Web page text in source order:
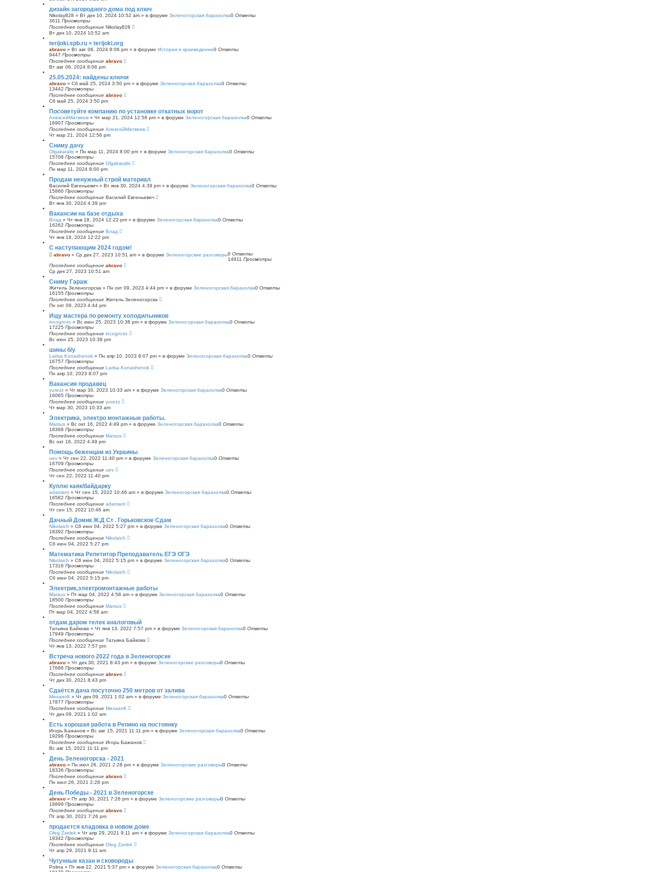
к
дизайн загородного дома под ключ
Nikolay828 » Вт дек 10, 2024 10:52 am » в форуме Зеленогорская барахолка0 Ответы
3611 Просмотры
Последнее сообщение Nikolay828
Вт дек 10, 2024 10:52 am
terijoki.spb.ru = terijoki.org
abravo » Вт авг 06, 2024 8:06 pm » в форуме История и краеведение0 Ответы
9447 Просмотры
Последнее сообщение abravo
Вт авг 06, 2024 8:06 pm
25.05.2024: найдены ключи
abravo » Сб май 25, 2024 3:50 pm » в форуме Зеленогорская барахолка0 Ответы
13442 Просмотры
Последнее сообщение abravo
Сб май 25, 2024 3:50 pm
Посоветуйте компанию по установке откатных ворот
АлексейМатвеев » Чт мар 21, 2024 12:56 pm » в форуме Зеленогорская барахолка0 Ответы
16907 Просмотры
Последнее сообщение АлексейМатвеев
Чт мар 21, 2024 12:56 pm
Сниму дачу
Olgakaralis » Пн мар 11, 2024 8:00 pm » в форуме Зеленогорская барахолка0 Ответы
15708 Просмотры
Последнее сообщение Olgakaralis
Пн мар 11, 2024 8:00 pm
Продам ненужный строй материал
Василий Евгеньевич » Вт янв 30, 2024 4:39 pm » в форуме Зеленогорская барахолка0 Ответы
15860 Просмотры
Последнее сообщение Василий Евгеньевич
Вт янв 30, 2024 4:39 pm
Вакансии на базе отдыха
Влад » Чт янв 18, 2024 12:22 pm » в форуме Зеленогорская барахолка0 Ответы
16262 Просмотры
Последнее сообщение Влад
Чт янв 18, 2024 12:22 pm
С наступающим 2024 годом!
abravo » Ср дек 27, 2023 10:51 am » в форуме Зеленогорские разговоры0 Ответы
14911 Просмотры
Последнее сообщение abravo
Ср дек 27, 2023 10:51 am
Сниму Гараж
Житель Зеленогорска » Пн окт 09, 2023 4:44 pm » в форуме Зеленогорская барахолка0 Ответы
16155 Просмотры
Последнее сообщение Житель Зеленогорска
Пн окт 09, 2023 4:44 pm
Ищу мастера по ремонту холодильников
incogni-to » Вс июн 25, 2023 10:38 pm » в форуме Зеленогорская барахолка0 Ответы
17225 Просмотры
Последнее сообщение incogni-to
Вс июн 25, 2023 10:38 pm
шины б/у
Larisa Konashenok » Пн апр 10, 2023 8:07 pm » в форуме Зеленогорская барахолка0 Ответы
16757 Просмотры
Последнее сообщение Larisa Konashenok
Пн апр 10, 2023 8:07 pm
Вакансия продавец
yurezz » Чт мар 30, 2023 10:33 am » в форуме Зеленогорская барахолка0 Ответы
16065 Просмотры
Последнее сообщение yurezz
Чт мар 30, 2023 10:33 am
Электрика, электро монтажные работы.
Marsus » Вс окт 16, 2022 4:49 pm » в форуме Зеленогорская барахолка0 Ответы
18368 Просмотры
Последнее сообщение Marsus
Вс окт 16, 2022 4:49 pm
Помощь беженцам из Украины
uev » Чт сен 22, 2022 11:40 pm » в форуме Зеленогорская барахолка0 Ответы
16709 Просмотры
Последнее сообщение uev
Чт сен 22, 2022 11:40 pm
Куплю каяк/байдарку
adamant » Чт сен 15, 2022 10:46 am » в форуме Зеленогорская барахолка0 Ответы
16582 Просмотры
Последнее сообщение adamant
Чт сен 15, 2022 10:46 am
Дачный Домик Ж.Д Ст . Горьковское Сдам
Nikolaich » Сб июн 04, 2022 5:27 pm » в форуме Зеленогорская барахолка0 Ответы
18392 Просмотры
Последнее сообщение Nikolaich
Сб июн 04, 2022 5:27 pm
Математика Репетитор Преподаватель ЕГЭ ОГЭ
Nikolaich » Сб июн 04, 2022 5:15 pm » в форуме Зеленогорская барахолка0 Ответы
17316 Просмотры
Последнее сообщение Nikolaich
Сб июн 04, 2022 5:15 pm
Электрик,электромонтажные работы
Marsus » Пт мар 04, 2022 4:58 am » в форуме Зеленогорская барахолка0 Ответы
18500 Просмотры
Последнее сообщение Marsus
Пт мар 04, 2022 4:58 am
отдам даром телек аналоговый
Татьяна Байкова » Чт янв 13, 2022 7:57 pm » в форуме Зеленогорская барахолка0 Ответы
17949 Просмотры
Последнее сообщение Татьяна Байкова
Чт янв 13, 2022 7:57 pm
Встреча нового 2022 года в Зеленогорске
abravo » Чт дек 30, 2021 8:43 pm » в форуме Зеленогорские разговоры0 Ответы
17686 Просмотры
Последнее сообщение abravo
Чт дек 30, 2021 8:43 pm
Сдаётся дача посуточно 250 метров от залива
МихаилК » Чт дек 09, 2021 1:02 am » в форуме Зеленогорская барахолка0 Ответы
17877 Просмотры
Последнее сообщение МихаилК
Чт дек 09, 2021 1:02 am
Есть хорошая работа в Репино на постоянку
Игорь Бажанов » Вс авг 15, 2021 11:11 pm » в форуме Зеленогорская барахолка0 Ответы
19296 Просмотры
Последнее сообщение Игорь Бажанов
Вс авг 15, 2021 11:11 pm
День Зеленогорска - 2021
abravo » Пн июл 26, 2021 2:28 pm » в форуме Зеленогорские разговоры0 Ответы
18336 Просмотры
Последнее сообщение abravo
Пн июл 26, 2021 2:28 pm
День Победы - 2021 в Зеленогорске
abravo » Пт апр 30, 2021 7:26 pm » в форуме Зеленогорские разговоры0 Ответы
18899 Просмотры
Последнее сообщение abravo
Пт апр 30, 2021 7:26 pm
продается кладовка в новом доме
Oleg Zzelek » Чт апр 29, 2021 9:11 am » в форуме Зеленогорская барахолка0 Ответы
19342 Просмотры
Последнее сообщение Oleg Zzelek
Чт апр 29, 2021 9:11 am
Чугунные казан и сковороды
Polina » Пт янв 22, 2021 5:37 pm » в форуме Зеленогорская барахолка0 Ответы